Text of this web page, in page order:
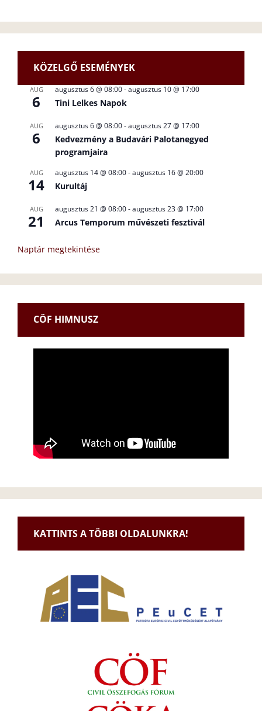
KÖZELGŐ ESEMÉNYEK
AUG
6
augusztus 6 @ 08:00-augusztus 10 @ 17:00
Tini Lelkes Napok
AUG
6
augusztus 6 @ 08:00-augusztus 27 @ 17:00
Kedvezmény a Budavári Palotanegyed
programjaira
AUG
14
augusztus 14 @ 08:00-augusztus 16 @ 20:00
Kurultáj
AUG
21
augusztus 21 @ 08:00-augusztus 23 @ 17:00
Arcus Temporum művészeti fesztivál
Naptár megtekintése
CÖF HIMNUSZ
KATTINTS A TÖBBI OLDALUNKRA!